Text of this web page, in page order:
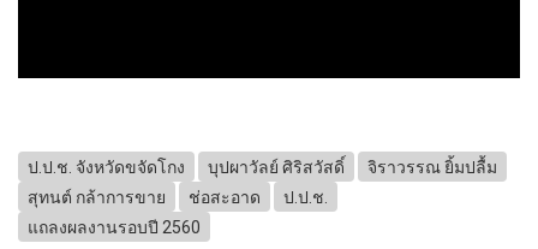
ป.ป.ช. จังหวัดขจัดโกง บุปผาวัลย์ ศิริสวัสดิ์
จิราวรรณ ยิ้มปลื้ม
สุทนต์ กล้าการขาย
ช่อสะอาด
ป.ป.ช.
แถลงผลงานรอบปี 2560